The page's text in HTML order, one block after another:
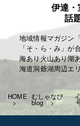
伊達
話
地域情報マガジン
「そ・ら・み」が
海あり火山あり湖
海道洞爺湖周辺エ
HOME むしゃなび
blog